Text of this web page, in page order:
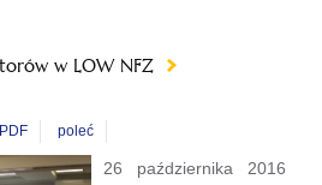
w LOW NFZ
PDF poleć
26 października 2016